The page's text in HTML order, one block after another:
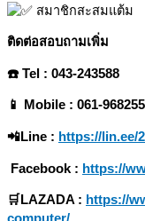
สมาชิกสะสมแต้ม
ติดต่อสอบถามเพิ่ม
☎️ Tel : 043-243588
📱 Mobile : 061-
📲Line : https://lin.ee/
Facebook : https://
🛒LAZADA : https://